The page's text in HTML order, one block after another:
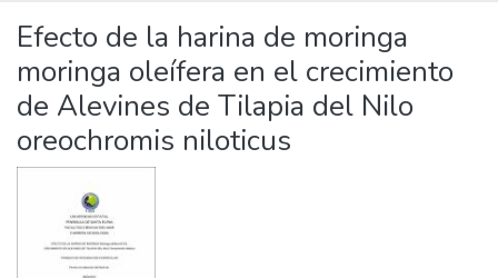
Efecto de la harina de moringa
moringa oleífera en el crecimiento
de Alevines de Tilapia del Nilo
oreochromis niloticus